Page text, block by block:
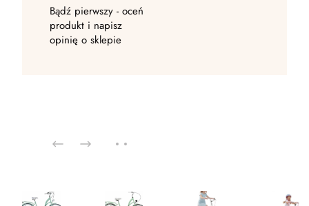
Bądź pierwszy - oceń
produkt i napisz
opinię o sklepie